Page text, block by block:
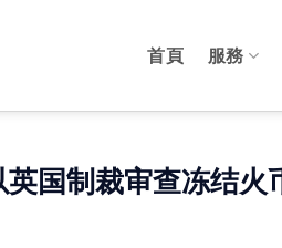
首頁 服務
国制裁审查冻结